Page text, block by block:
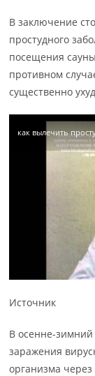
В заключение
простудного
посещения
противном
существенно
Источник
В осенне-
заражения
организма